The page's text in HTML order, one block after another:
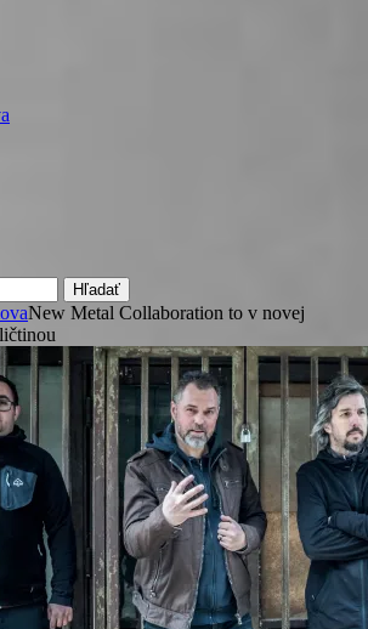
Hľadať
New Metal Collaboration to v novej